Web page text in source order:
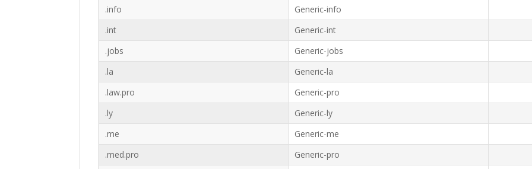
.info
Generic-info
.int
Generic-int
.jobs
Generic-jobs
.la
Generic-la
.law.pro
Generic-pro
.ly
Generic-ly
.me
Generic-me
.med.pro
Generic-pro